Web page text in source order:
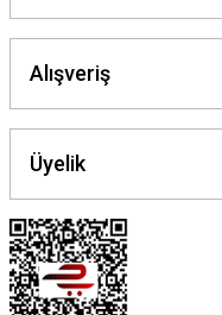
Alışveriş
Üyelik